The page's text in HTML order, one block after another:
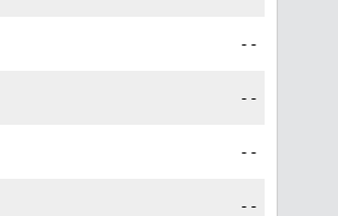
--
--
--
--